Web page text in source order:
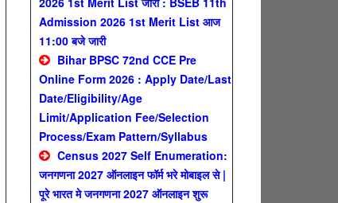
Admission 2026 1st Merit List आज
11:00 बजे जारी
Bihar BPSC 72nd CCE Pre
Online Form 2026 : Apply Date/Last
Date/Eligibility/Age
Limit/Application Fee/Selection
Process/Exam Pattern/Syllabus
Census 2027 Self Enumeration:
जनगणना 2027 ऑनलाइन फॉर्म भरे मोबाइल से |
पूरे भारत मे जनगणना 2027 ऑनलाइन शुरू